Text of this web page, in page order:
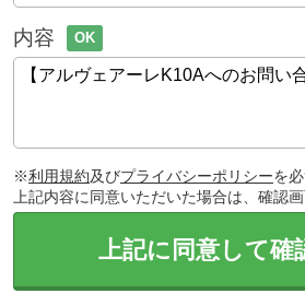
内容 OK
※利用規約及びプライバシーポリシーを
上記内容に同意いただいた場合は、確認
上記に同意して確